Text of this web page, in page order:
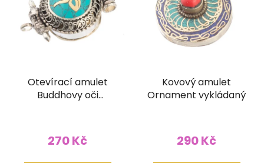
Otevírací amulet
Buddhovy oči
270 Kč
Kovový amulet
Ornament vykládaný
290 Kč